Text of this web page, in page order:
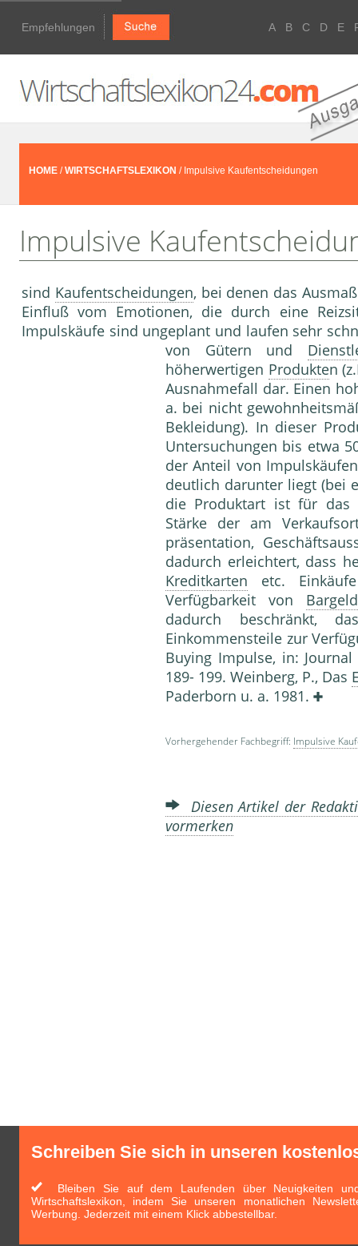
Empfehlungen A B C D E
HOME /WIRTSCHAFTSLEXIKON / Impulsive Kaufentscheidungen
Impulsive
sind Kaufentscheidungen, bei denen das
Einfluß vom Emotionen, die durch eine
Impulskäufe sind ungeplant und laufen sehr
von Gü­tern und
höherwertigen Produkten
Aus­nahmefall dar. Einen
a. bei nicht
Bekleidung). In dieser
Unter­suchungen bis etwa
der Anteil von
deutlich darunter liegt (bei
die Produktart ist für
Stärke der am
präsentation,
dadurch er­leichtert, dass
Kreditkarten etc.
Verfügbar­keit von Bargeld
dadurch beschränkt,
Einkommensteile zur
Buying Impulse, in:
189- 199. Weinberg, P., Das
Paderborn u. a. 1981.
Vorhergehender Fachbegriff: Impulsive
Diesen Artikel der
vormerken
Schreiben Sie sich in unseren
Bleiben Sie auf dem Laufenden über Neuigkeiten
Wirtschaftslexikon, indem Sie unseren monatlichen
Werbung. Jederzeit mit einem Klick abbestellbar.